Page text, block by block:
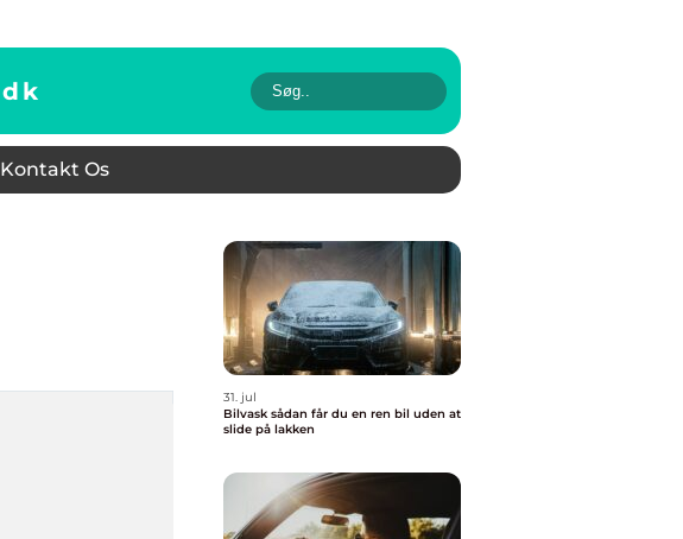
dk
Kontakt Os
31. jul
Bilvask sådan får du en ren bil uden at
slide på lakken